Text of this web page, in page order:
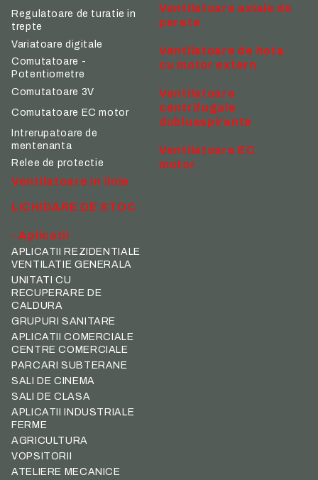
Regulatoare de turatie in
trepte
Variatoare digitale
Comutatoare -
Potentiometre
Comutatoare 3V
Comutatoare EC motor
Intrerupatoare de
mentenanta
Relee de protectie
Ventilatoare axiale de
perete
Ventilatoare de hota
cu motor extern
Ventilatoare
centrifugale
dubluaspirante
Ventilatoare EC
motor
Ventilatoare in linie
LICHIDARE DE STOC
- Aplicatii
APLICATII REZIDENTIALE
VENTILATIE GENERALA
UNITATI CU
RECUPERARE DE
CALDURA
GRUPURI SANITARE
APLICATII COMERCIALE
CENTRE COMERCIALE
PARCARI SUBTERANE
SALI DE CINEMA
SALI DE CLASA
APLICATII INDUSTRIALE
FERME
AGRICULTURA
VOPSITORII
ATELIERE MECANICE